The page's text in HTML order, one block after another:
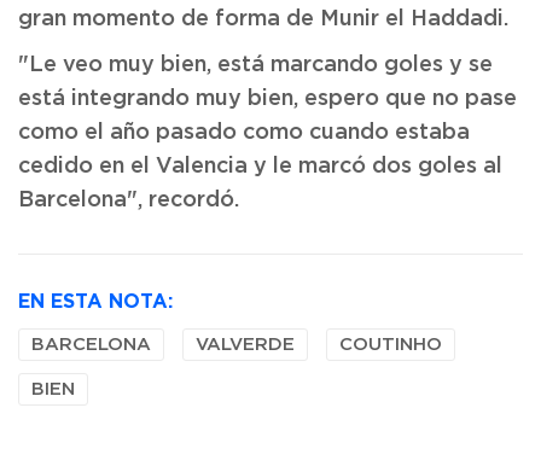
gran momento de forma de Munir el Haddadi.
"Le veo muy bien, está marcando goles y se
está integrando muy bien, espero que no pase
como el año pasado como cuando estaba
cedido en el Valencia y le marcó dos goles al
Barcelona", recordó.
EN ESTA NOTA:
BARCELONA VALVERDE COUTINHO
BIEN